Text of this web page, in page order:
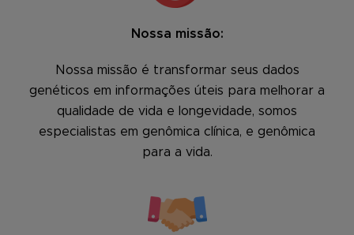
Nossa missão:
Nossa missão é transformar seus dados
genéticos em informações úteis para melhorar a
qualidade de vida e longevidade, somos
especialistas em genômica clínica, e genômica
para a vida.